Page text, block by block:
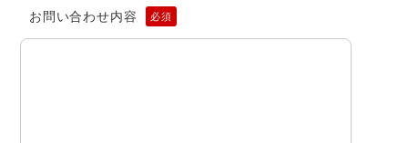
お問い合わせ内容 必須